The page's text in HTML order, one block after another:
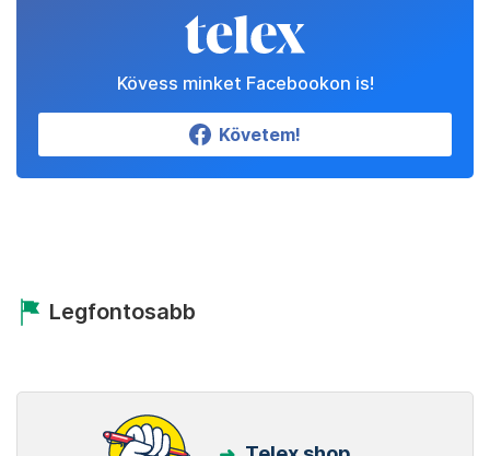
Kövess minket Facebookon is!
Követem!
Legfontosabb